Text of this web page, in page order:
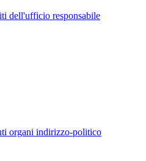
dell'ufficio responsabile
organi indirizzo-politico